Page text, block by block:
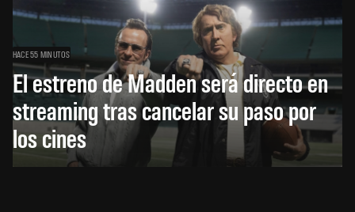
HACE 55 MINUTOS
El estreno de Madden será directo en
streaming tras cancelar su paso por
los cines